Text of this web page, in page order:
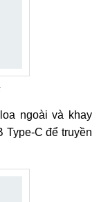
ngoài và khay
Type-C để truyền